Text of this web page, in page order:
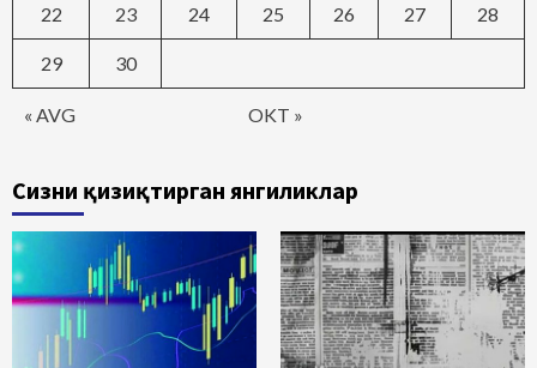
« AVG OKT »
22 23 24 25 26 27 28
29 30
Сизни қизиқтирган янгиликлар